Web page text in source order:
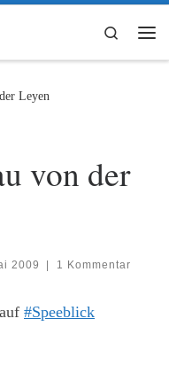
Search
Leyen
von der
2009 | 1 Kommentar
#Speeblick